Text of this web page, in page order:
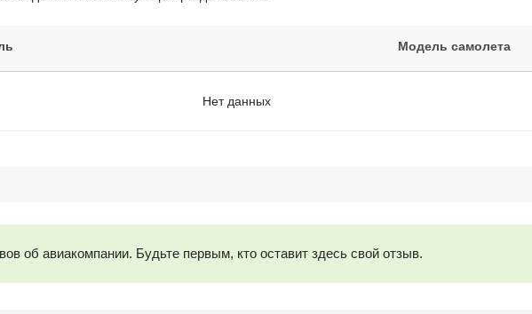
Модель самолета
Нет данных
об авиакомпании. Будьте первым, кто оставит здесь свой отзыв.